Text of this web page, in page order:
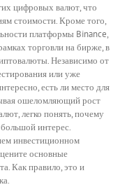
цифровых валют, что
стоимости. Кроме того,
платформы Binance,
торговли на бирже, в
Независимо от
или уже
есть ли место для
ошеломляющий рост
легко понять, почему
интерес.
инвестиционном
основные
Как правило, это и